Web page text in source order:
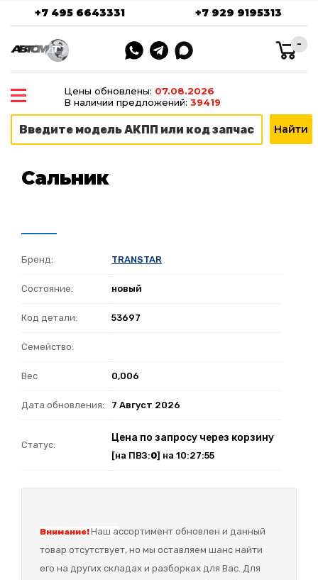
+7 495 6643331 +7 929 9195313
-
Цены обновлены: 07.08.2026
В наличии предложений: 39419
Сальник
Бренд: TRANSTAR
Состояние: новый
Код детали: 53697
Семейство:
Вес 0,006
Дата обновления: 7 Август 2026
Статус:
Цена по запросу через корзину
[на ПВЗ:0] на 10:27:55
Внимание!Наш ассортимент обновлен и данный
товар отсутствует, но мы оставляем шанс найти
его на других складах и разборках для Вас. Для